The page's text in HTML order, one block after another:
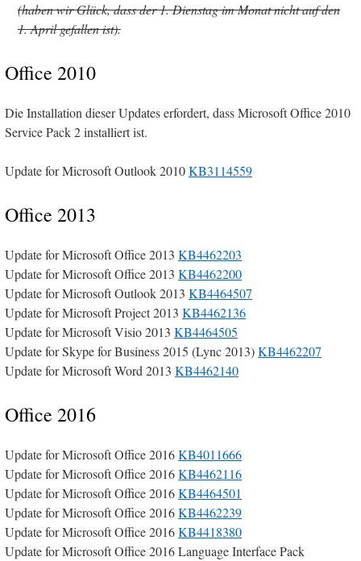
(haben wir Glück, dass der 1. Dienstag im Monat nicht auf den
1. April gefallen ist).
Office 2010
Die Installation dieser Updates erfordert, dass Microsoft Office 2010
Service Pack 2 installiert ist.
Update for Microsoft Outlook 2010KB3114559
Office 2013
Update for Microsoft Office 2013 KB4462203
Update for Microsoft Office 2013 KB4462200
Update for Microsoft Outlook 2013 KB4464507
Update for Microsoft Project 2013 KB4462136
Update for Microsoft Visio 2013 KB4464505
Update for Skype for Business 2015 (Lync 2013)KB4462207
Update for Microsoft Word 2013 KB4462140
Office 2016
Update for Microsoft Office 2016KB4011666
Update for Microsoft Office 2016KB4462116
Update for Microsoft Office 2016KB4464501
Update for Microsoft Office 2016KB4462239
Update for Microsoft Office 2016KB4418380
Update for Microsoft Office 2016 Language Interface Pack